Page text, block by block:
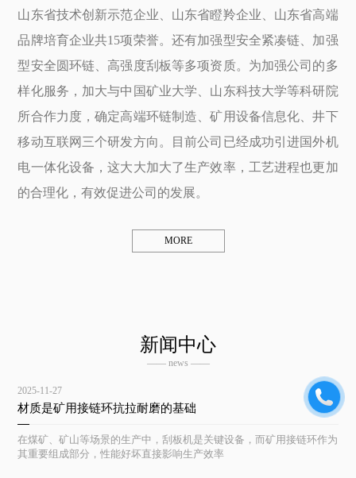
山东省技术创新示范企业、山东省瞪羚企业、山东省高端
品牌培育企业共15项荣誉。还有加强型安全紧凑链、加强
型安全圆环链、高强度刮板等多项资质。为加强公司的多
样化服务，加大与中国矿业大学、山东科技大学等科研院
所合作力度，确定高端环链制造、矿用设备信息化、井下
移动互联网三个研发方向。目前公司已经成功引进国外机
电一体化设备，这大大加大了生产效率，工艺进程也更加
的合理化，有效促进公司的发展。
MORE
新闻中心
—— news ——
2025-11-27
材质是矿用接链环抗拉耐磨的基础
在煤矿、矿山等场景的生产中，刮板机是关键设备，而矿用接链环作为
其重要组成部分，性能好坏直接影响生产效率